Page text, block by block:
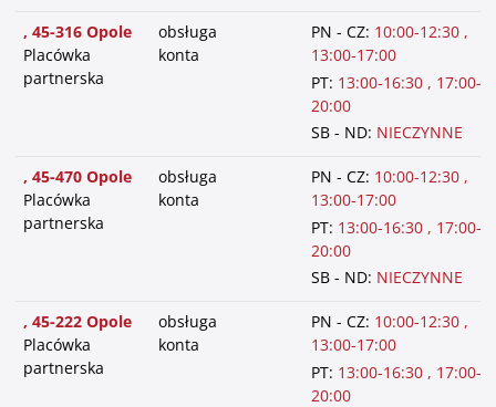
, 45-316 Opole
Placówka
partnerska
obsługa
konta
PN - CZ: 10:00-12:30 ,
13:00-17:00
PT: 13:00-16:30 , 17:00-
20:00
SB - ND: NIECZYNNE
, 45-470 Opole
Placówka
partnerska
obsługa
konta
PN - CZ: 10:00-12:30 ,
13:00-17:00
PT: 13:00-16:30 , 17:00-
20:00
SB - ND: NIECZYNNE
, 45-222 Opole
Placówka
partnerska
obsługa
konta
PN - CZ: 10:00-12:30 ,
13:00-17:00
PT: 13:00-16:30 , 17:00-
20:00